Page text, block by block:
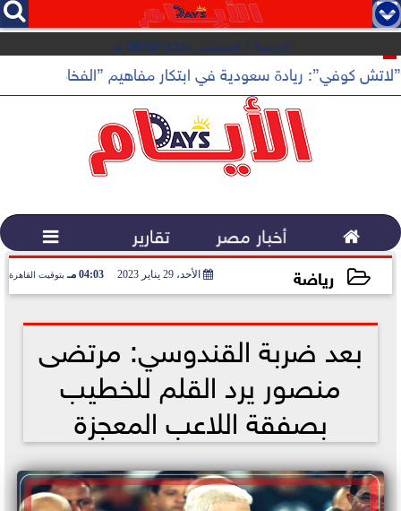
   
الجمعة 7 أغسطس 2026 09:02 مـ
”لاتش كوفي”: ريادة سعودية في ابتكار مفاهيم ”الفخامة
 أخبار مصر تقارير 
رياضة الأحد، 29 يناير 2023 04:03 مـ بتوقيت القاهرة
بعد ضربة القندوسي: مرتضى
منصور يرد القلم للخطيب
بصفقة اللاعب المعجزة